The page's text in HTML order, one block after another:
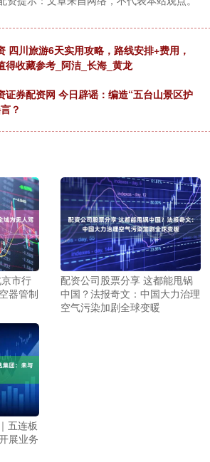
四川旅游6天实用攻略，路线安排+费用，
得收藏参考_阿洁_长海_黄龙
证券配资网 今日辟谣：编造“五台山景区护
？
市行
器管制
配资公司股票分享 这都能甩锅
中国？法报奇文：中国大力治理
空气污染加剧全球变暖
五连板
展业务